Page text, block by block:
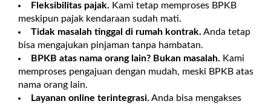
Fleksibilitas pajak. Kami tetap memproses BPKB
meskipun pajak kendaraan sudah mati.
Tidak masalah tinggal di rumah kontrak. Anda tetap
bisa mengajukan pinjaman tanpa hambatan.
BPKB atas nama orang lain? Bukan masalah. Kami
memproses pengajuan dengan mudah, meski BPKB atas
nama orang lain.
Layanan online terintegrasi. Anda bisa mengakses